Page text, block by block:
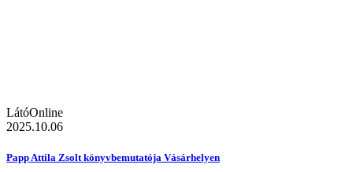
LátóOnline
2025.10.06
Papp Attila Zsolt könyvbemutatója Vásárhelyen